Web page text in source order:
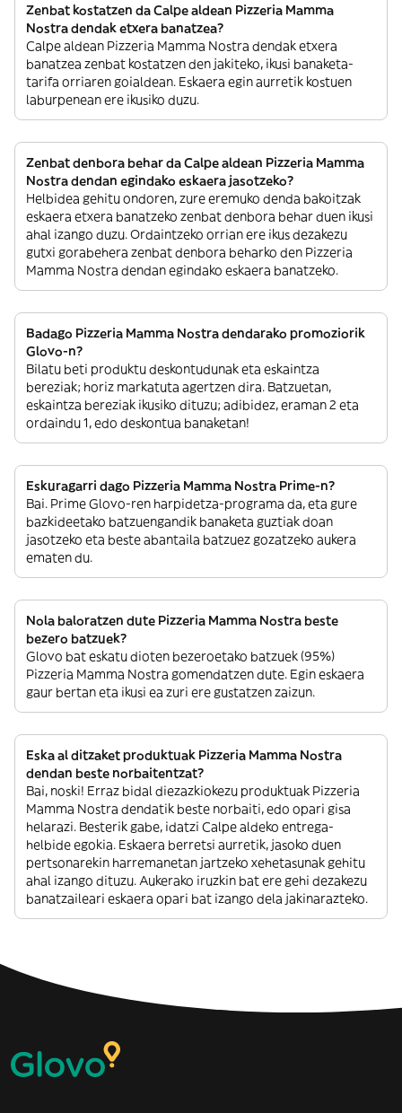
Zenbat kostatzen da Calpe aldean Pizzeria Mamma
Nostra dendak etxera banatzea?
Calpe aldean Pizzeria Mamma Nostra dendak etxera
banatzea zenbat kostatzen den jakiteko, ikusi banaketa-
tarifa orriaren goialdean. Eskaera egin aurretik kostuen
laburpenean ere ikusiko duzu.
Zenbat denbora behar da Calpe aldean Pizzeria Mamma
Nostra dendan egindako eskaera jasotzeko?
Helbidea gehitu ondoren, zure eremuko denda bakoitzak
eskaera etxera banatzeko zenbat denbora behar duen ikusi
ahal izango duzu. Ordaintzeko orrian ere ikus dezakezu
gutxi gorabehera zenbat denbora beharko den Pizzeria
Mamma Nostra dendan egindako eskaera banatzeko.
Badago Pizzeria Mamma Nostra dendarako promoziorik
Glovo-n?
Bilatu beti produktu deskontudunak eta eskaintza
bereziak; horiz markatuta agertzen dira. Batzuetan,
eskaintza bereziak ikusiko dituzu; adibidez, eraman 2 eta
ordaindu 1, edo deskontua banaketan!
Eskuragarri dago Pizzeria Mamma Nostra Prime-n?
Bai. Prime Glovo-ren harpidetza-programa da, eta gure
bazkideetako batzuengandik banaketa guztiak doan
jasotzeko eta beste abantaila batzuez gozatzeko aukera
ematen du.
Nola baloratzen dute Pizzeria Mamma Nostra beste
bezero batzuek?
Glovo bat eskatu dioten bezeroetako batzuek (95%)
Pizzeria Mamma Nostra gomendatzen dute. Egin eskaera
gaur bertan eta ikusi ea zuri ere gustatzen zaizun.
Eska al ditzaket produktuak Pizzeria Mamma Nostra
dendan beste norbaitentzat?
Bai, noski! Erraz bidal diezazkiokezu produktuak Pizzeria
Mamma Nostra dendatik beste norbaiti, edo opari gisa
helarazi. Besterik gabe, idatzi Calpe aldeko entrega-
helbide egokia. Eskaera berretsi aurretik, jasoko duen
pertsonarekin harremanetan jartzeko xehetasunak gehitu
ahal izango dituzu. Aukerako iruzkin bat ere gehi dezakezu
banatzaileari eskaera opari bat izango dela jakinarazteko.